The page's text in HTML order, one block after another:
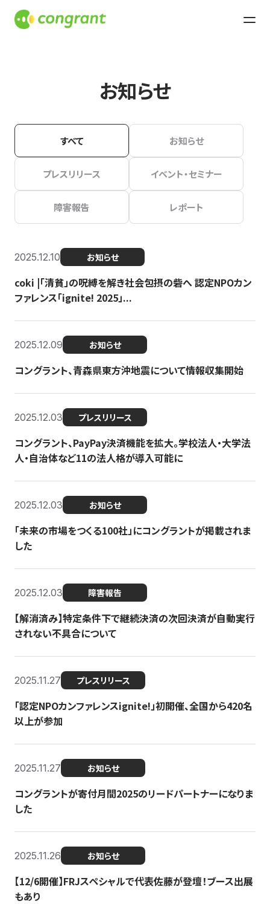
お知らせ
すべて お知らせ
プレスリリース イベント・セミナー
障害報告 レポート
2025.12.10 お知らせ
coki |「清貧」の呪縛を解き社会包摂の砦へ 認定NPOカン
ファレンス「ignite! 2025」...
2025.12.09 お知らせ
コングラント、青森県東方沖地震について情報収集開始
2025.12.03 プレスリリース
コングラント、PayPay決済機能を拡大。学校法人・大学法
人・自治体など11の法人格が導入可能に
2025.12.03 お知らせ
「未来の市場をつくる100社」にコングラントが掲載されま
した
2025.12.03 障害報告
【解消済み】特定条件下で継続決済の次回決済が自動実行
されない不具合について
2025.11.27 プレスリリース
「認定NPOカンファレンスignite!」初開催、全国から420名
以上が参加
2025.11.27 お知らせ
コングラントが寄付月間2025のリードパートナーになりま
した
2025.11.26 お知らせ
【12/6開催】FRJスペシャルで代表佐藤が登壇！ブース出展
もあり